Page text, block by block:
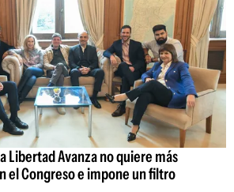
Libertad Avanza no quiere más
el Congreso e impone un filtro